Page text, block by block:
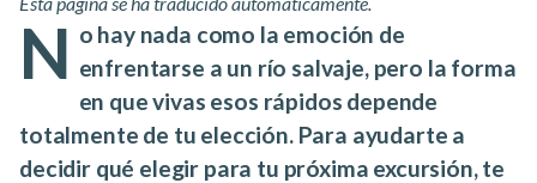
N o hay nada como la emoción de
enfrentarse a un río salvaje, pero la forma
en que vivas esos rápidos depende
totalmente de tu elección. Para ayudarte a
decidir qué elegir para tu próxima excursión, te